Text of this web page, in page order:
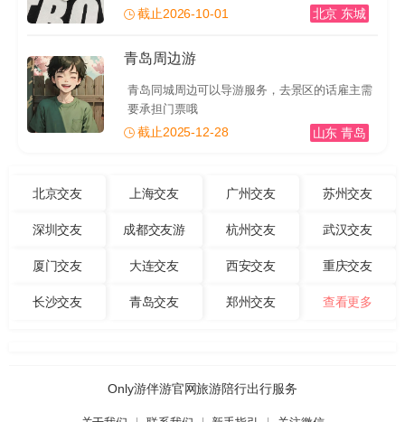
截止2026-10-01 北京 东城
青岛周边游
青岛同城周边可以导游服务，去景区的话雇主需
要承担门票哦
截止2025-12-28 山东 青岛
北京交友 上海交友 广州交友 苏州交友
深圳交友 成都交友游 杭州交友 武汉交友
厦门交友 大连交友 西安交友 重庆交友
长沙交友 青岛交友 郑州交友 查看更多
Only游伴游官网旅游陪行出行服务